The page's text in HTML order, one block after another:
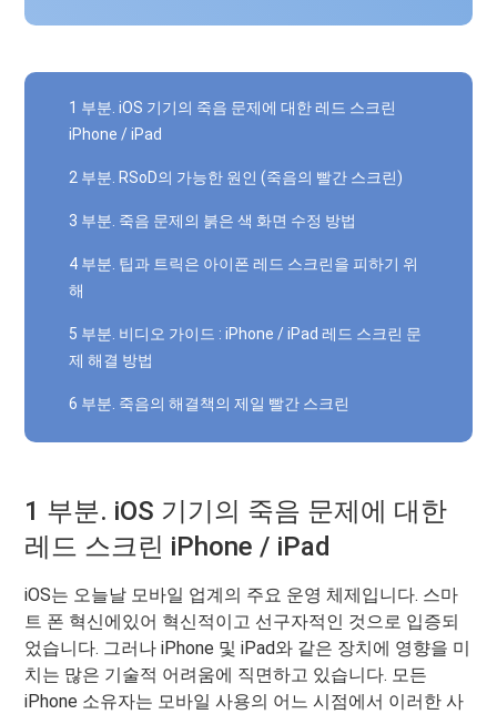
1 부분. iOS 기기의 죽음 문제에 대한 레드 스크린
iPhone / iPad
2 부분. RSoD의 가능한 원인 (죽음의 빨간 스크린)
3 부분. 죽음 문제의 붉은 색 화면 수정 방법
4 부분. 팁과 트릭은 아이폰 레드 스크린을 피하기 위
해
5 부분. 비디오 가이드 : iPhone / iPad 레드 스크린 문
제 해결 방법
6 부분. 죽음의 해결책의 제일 빨간 스크린
1 부분. iOS 기기의 죽음 문제에 대한
레드 스크린 iPhone / iPad
iOS는 오늘날 모바일 업계의 주요 운영 체제입니다. 스마
트 폰 혁신에있어 혁신적이고 선구자적인 것으로 입증되
었습니다. 그러나 iPhone 및 iPad와 같은 장치에 영향을 미
치는 많은 기술적 어려움에 직면하고 있습니다. 모든
iPhone 소유자는 모바일 사용의 어느 시점에서 이러한 사